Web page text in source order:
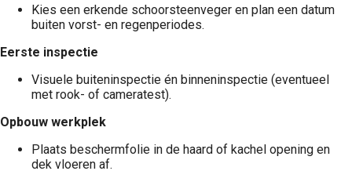
Kies een erkende schoorsteenveger en plan een datum
buiten vorst- en regenperiodes.
Eerste inspectie
Visuele buiteninspectie én binneninspectie (eventueel
met rook- of camera­test).
Opbouw werkplek
Plaats beschermfolie in de haard of kachel opening en
dek vloeren af.